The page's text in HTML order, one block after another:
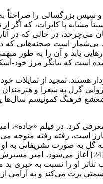
در سال ۱۹۸۸ به نام «شیلد»[15] و اثر اقتباسی ۴۰ دقیقه او از چخوف به
آثار گرل[17]پیرامون خیال و جابجایی خاطرات و
بی‌شمار است صحنه‌هایی
یابد و آن را به طور
شده است که بیانگر مرز خود-
فیلم «شوگا»، همه از شخصیتی درونگرا
گرل به شعرا و هنرمندان
فرهنگ کمونیسم سال‌ها
کرد. در فیلم «جاده»،
سبک امیربایف بارز است، رفته
گل به صورت تشریفاتی به
حالی که همزمان حس رضایت و خشم در او دیده می‌شود، می‌رود. چراغ‌ها
او را نسبت به خبری
سمتی پرت می‌کند و به